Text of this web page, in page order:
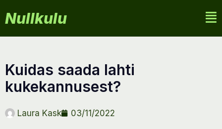
Nullkulu
kuidas saada lahti
kukekannusest?
Laura Kask 03/11/2022